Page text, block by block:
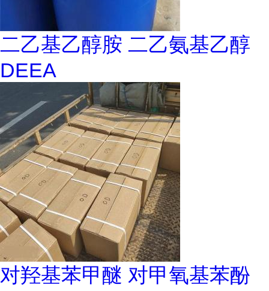
二乙基乙醇胺 二乙氨基乙醇
DEEA
对羟基苯甲醚 对甲氧基苯酚